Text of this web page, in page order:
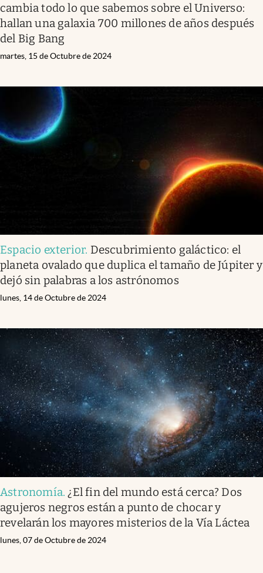
cambia todo lo que sabemos sobre el Universo:
hallan una galaxia 700 millones de años después
del Big Bang
martes, 15 de Octubre de 2024
Espacio exterior. Descubrimiento galáctico: el
planeta ovalado que duplica el tamaño de Júpiter y
dejó sin palabras a los astrónomos
lunes, 14 de Octubre de 2024
Astronomía. ¿El fin del mundo está cerca? Dos
agujeros negros están a punto de chocar y
revelarán los mayores misterios de la Vía Láctea
lunes, 07 de Octubre de 2024